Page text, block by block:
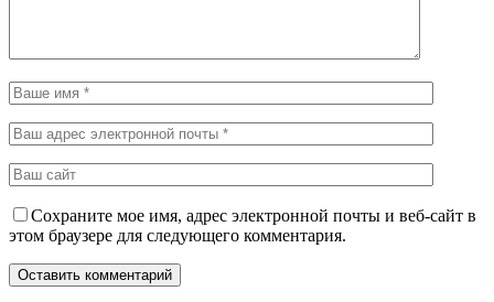
Сохраните мое имя, адрес электронной почты и веб-сайт в
этом браузере для следующего комментария.